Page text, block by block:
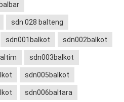
sdn 028 balteng
sdn001balkot sdn002balkot
sdn003balkot
sdn005balkot
sdn006baltara